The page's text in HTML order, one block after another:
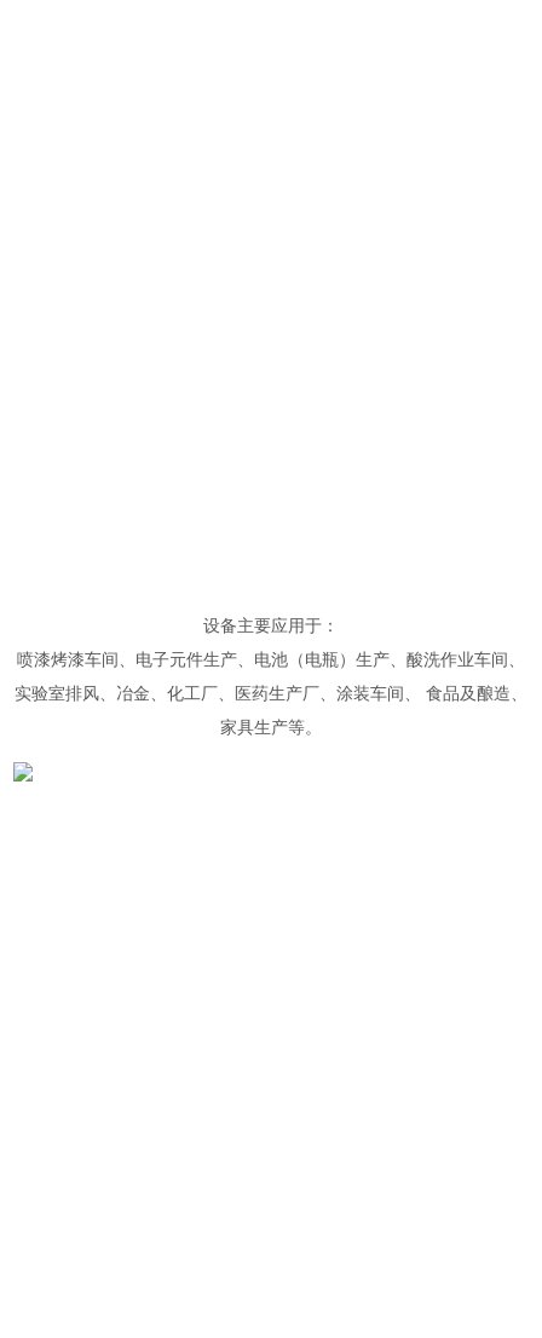
设备主要应用于：
喷漆烤漆车间、电子元件生产、电池（电瓶）生产、酸洗作业车间、
实验室排风、冶金、化工厂、医药生产厂、涂装车间、 食品及酿造、
家具生产等。